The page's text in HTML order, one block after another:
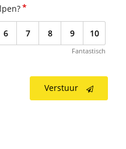
*
6 7 8 9 10
Fantastisch
Verstuur